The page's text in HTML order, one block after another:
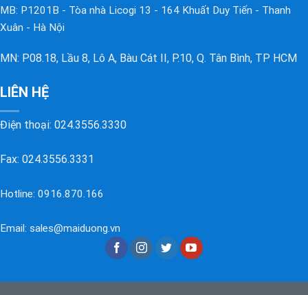
MB: P1201B - Tòa nhà Licogi 13 - 164 Khuất Duy Tiến - Thanh
Xuân - Hà Nội
MN: P08.18, Lầu 8, Lô A, Bàu Cát II, P.10, Q. Tân Bình, TP HCM
LIÊN HỆ
Điện thoại: 024.3556.3330
Fax: 024.3556.3331
Hotline: 0916.870.166
Email: sales@maiduong.vn